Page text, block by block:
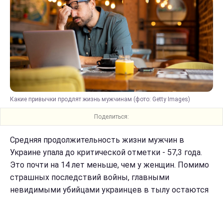
Какие привычки продлят жизнь мужчинам (фото: Getty Images)
Поделиться:
Средняя продолжительность жизни мужчин в
Украине упала до критической отметки - 57,3 года.
Это почти на 14 лет меньше, чем у женщин. Помимо
страшных последствий войны, главными
невидимыми убийцами украинцев в тылу остаются